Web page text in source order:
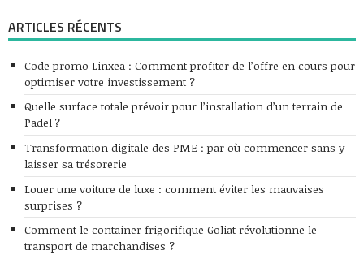
ARTICLES RÉCENTS
Code promo Linxea : Comment profiter de l’offre en cours pour
optimiser votre investissement ?
Quelle surface totale prévoir pour l’installation d’un terrain de
Padel ?
Transformation digitale des PME : par où commencer sans y
laisser sa trésorerie
Louer une voiture de luxe : comment éviter les mauvaises
surprises ?
Comment le container frigorifique Goliat révolutionne le
transport de marchandises ?